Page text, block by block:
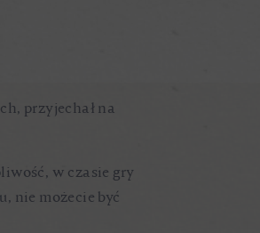
przyjechał na
w czasie gry
nie możecie być